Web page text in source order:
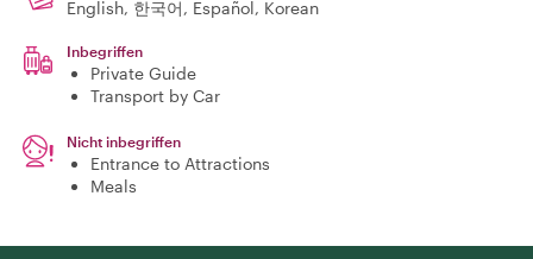
English, 한국어, Español, Korean
Inbegriffen
Private Guide
Transport by Car
Nicht inbegriffen
Entrance to Attractions
Meals